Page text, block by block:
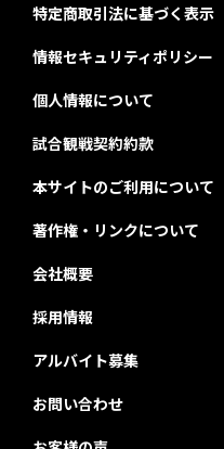
特定商取引法に基づく表示
情報セキュリティポリシー
個人情報について
試合観戦契約約款
本サイトのご利用について
著作権・リンクについて
会社概要
採用情報
アルバイト募集
お問い合わせ